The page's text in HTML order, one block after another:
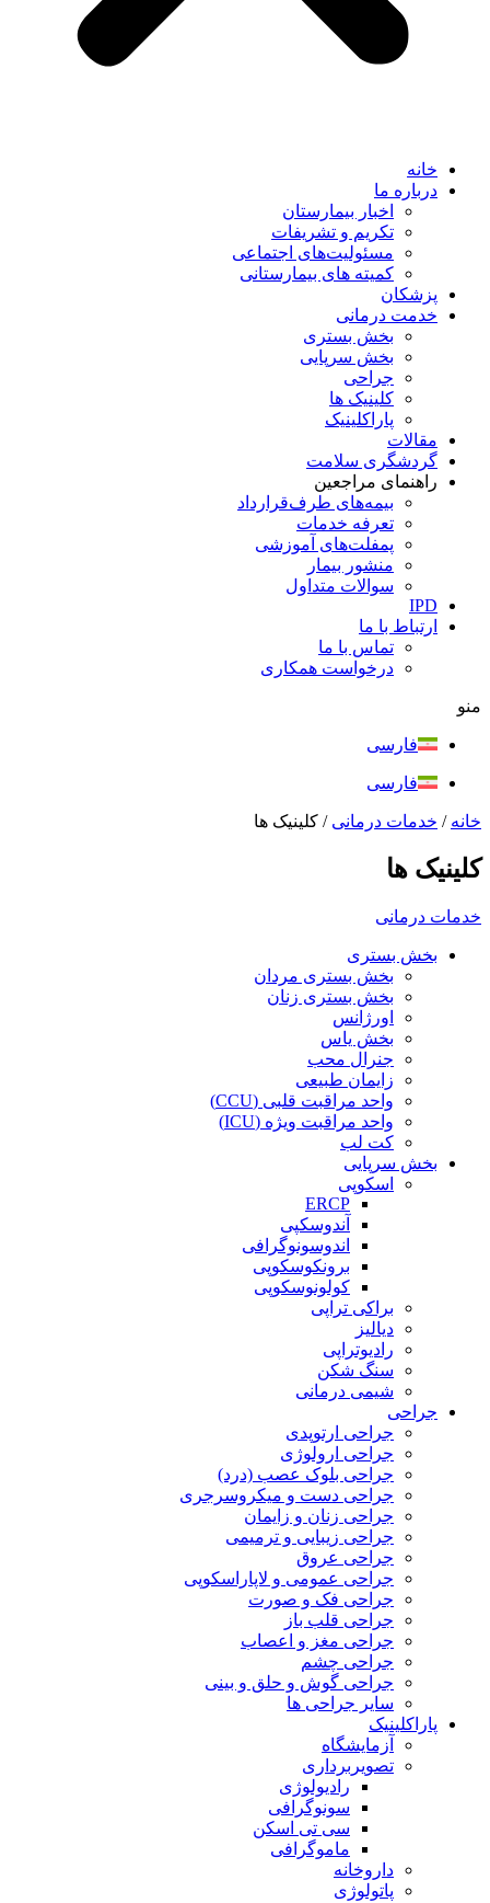
خانه
درباره ما
اخبار بیمارستان
تکریم و تشریفات
مسئولیت‌های اجتماعی
کمیته های بیمارستانی
پزشکان
خدمت درمانی
بخش بستری
بخش سرپایی
جراحی
کلینیک ها
پاراکلینیک
مقالات
گردشگری سلامت
راهنمای مراجعین
بیمه‌های طرف‌قرارداد
تعرفه خدمات
پمفلت‌های آموزشی
منشور بیمار
سوالات متداول
IPD
ارتباط با ما
تماس با ما
درخواست همکاری
منو
فارسی
فارسی
خانه / خدمات درمانی / کلینیک ها
کلینیک ها
خدمات درمانی
بخش بستری
بخش بستری مردان
بخش بستری زنان
اورژانس
بخش یاس
جنرال محب
زایمان طبیعی
واحد مراقبت قلبی (CCU)
واحد مراقبت ویژه (ICU)
کت لب
بخش سرپایی
اسکوپی
ERCP
آندوسکپی
اندوسونوگرافی
برونکوسکوپی
کولونوسکوپی
براکی تراپی
دیالیز
رادیوتراپی
سنگ شکن
شیمی درمانی
جراحی
جراحی ارتوپدی
جراحی ارولوژی
جراحی بلوک عصب (درد)
جراحی دست و میکروسرجری
جراحی زنان و زایمان
جراحی زیبایی و ترمیمی
جراحی عروق
جراحی عمومی و لاپاراسکوپی
جراحی فک و صورت
جراحی قلب باز
جراحی مغز و اعصاب
جراحی چشم
جراحی گوش و حلق و بینی
سایر جراحی ها
پاراکلینیک
آزمایشگاه
تصویربرداری
رادیولوژی
سونوگرافی
سی تی اسکن
ماموگرافی
داروخانه
پاتولوژی